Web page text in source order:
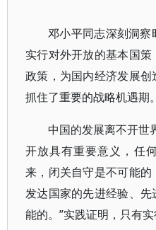
邓小平同志深刻洞察
实行对外开放的基本国
政策，为国内经济发展
抓住了重要的战略机遇期。
中国的发展离不开世
开放具有重要意义，任
来，闭关自守是不可能
发达国家的先进经验、
能的。”实践证明，只有